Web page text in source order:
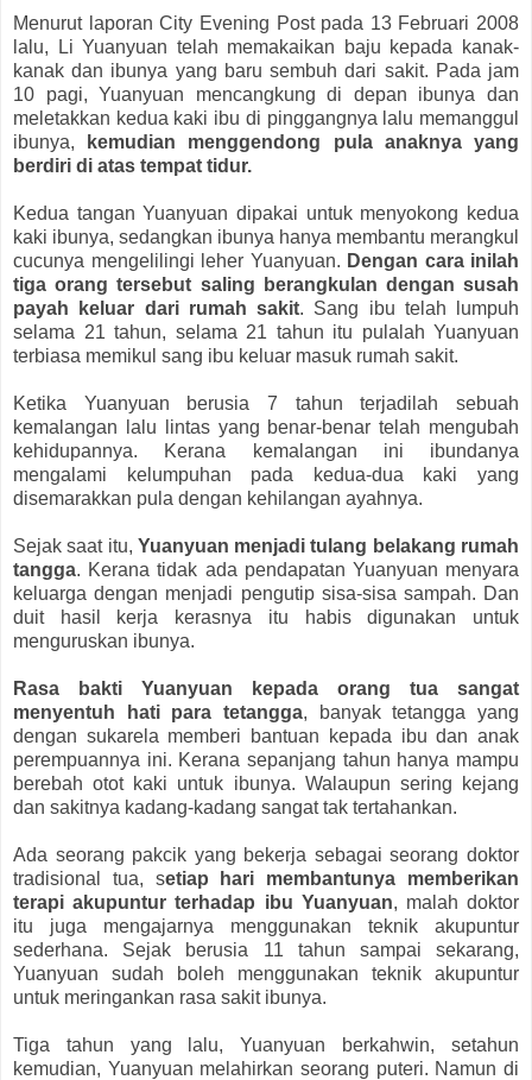
Menurut laporan City Evening Post pada 13 Februari 2008
lalu, Li Yuanyuan telah memakaikan baju kepada kanak-
kanak dan ibunya yang baru sembuh dari sakit. Pada jam
10 pagi, Yuanyuan mencangkung di depan ibunya dan
meletakkan kedua kaki ibu di pinggangnya lalu memanggul
ibunya, kemudian menggendong pula anaknya yang
berdiri di atas tempat tidur.
Kedua tangan Yuanyuan dipakai untuk menyokong kedua
kaki ibunya, sedangkan ibunya hanya membantu merangkul
cucunya mengelilingi leher Yuanyuan. Dengan cara inilah
tiga orang tersebut saling berangkulan dengan susah
payah keluar dari rumah sakit. Sang ibu telah lumpuh
selama 21 tahun, selama 21 tahun itu pulalah Yuanyuan
terbiasa memikul sang ibu keluar masuk rumah sakit.
Ketika Yuanyuan berusia 7 tahun terjadilah sebuah
kemalangan lalu lintas yang benar-benar telah mengubah
kehidupannya. Kerana kemalangan ini ibundanya
mengalami kelumpuhan pada kedua-dua kaki yang
disemarakkan pula dengan kehilangan ayahnya.
Sejak saat itu, Yuanyuan menjadi tulang belakang rumah
tangga. Kerana tidak ada pendapatan Yuanyuan menyara
keluarga dengan menjadi pengutip sisa-sisa sampah. Dan
duit hasil kerja kerasnya itu habis digunakan untuk
menguruskan ibunya.
Rasa bakti Yuanyuan kepada orang tua sangat
menyentuh hati para tetangga, banyak tetangga yang
dengan sukarela memberi bantuan kepada ibu dan anak
perempuannya ini. Kerana sepanjang tahun hanya mampu
berebah otot kaki untuk ibunya. Walaupun sering kejang
dan sakitnya kadang-kadang sangat tak tertahankan.
Ada seorang pakcik yang bekerja sebagai seorang doktor
tradisional tua, setiap hari membantunya memberikan
terapi akupuntur terhadap ibu Yuanyuan, malah doktor
itu juga mengajarnya menggunakan teknik akupuntur
sederhana. Sejak berusia 11 tahun sampai sekarang,
Yuanyuan sudah boleh menggunakan teknik akupuntur
untuk meringankan rasa sakit ibunya.
Tiga tahun yang lalu, Yuanyuan berkahwin, setahun
kemudian, Yuanyuan melahirkan seorang puteri. Namun di